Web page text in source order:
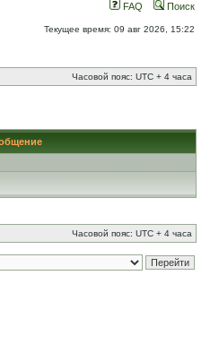
FAQ Поиск
Текущее время: 09 авг 2026, 15:22
Часовой пояс: UTC + 4 часа
Часовой пояс: UTC + 4 часа